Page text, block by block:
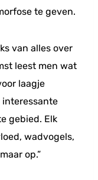
te geven.
van alles over
leest men wat
laagje
gebied. Elk
wadvogels,
op.”